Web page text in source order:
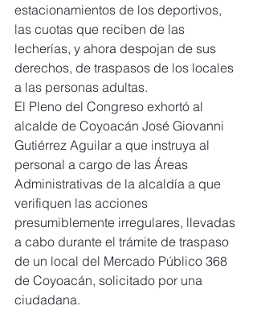
estacionamientos de los deportivos,
las cuotas que reciben de las
lecherías, y ahora despojan de sus
derechos, de traspasos de los locales
a las personas adultas.
El Pleno del Congreso exhortó al
alcalde de Coyoacán José Giovanni
Gutiérrez Aguilar a que instruya al
personal a cargo de las Áreas
Administrativas de la alcaldía a que
verifiquen las acciones
presumiblemente irregulares, llevadas
a cabo durante el trámite de traspaso
de un local del Mercado Público 368
de Coyoacán, solicitado por una
ciudadana.